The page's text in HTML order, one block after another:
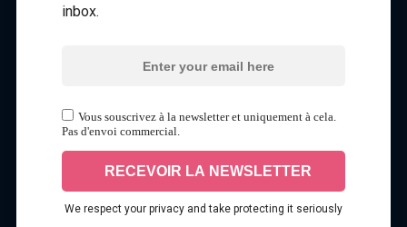
inbox.
Vous souscrivez à la newsletter et uniquement à cela.
Pas d'envoi commercial.
We respect your privacy and take protecting it seriously